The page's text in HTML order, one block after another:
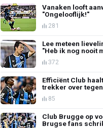
Vanaken looft
"Ongelooflijk!"
281
Lee meteen
"Heb ik nog nooit
372
Efficiënt Club
trekker over
85
Club Brugge op
Brugse fans